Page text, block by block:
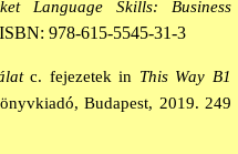
Language Skills: Business
ISBN: 978-615-5545-31-3
c. fejezetek in This Way B1
Budapest, 2019. 249